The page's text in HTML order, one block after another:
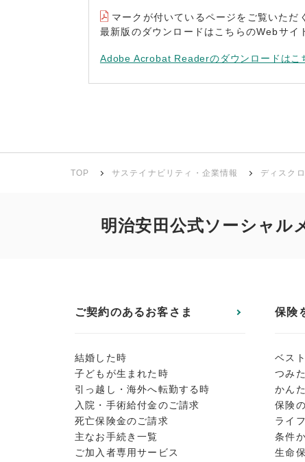
マークが付いているページをご覧いた
最新版のダウンロードはこちらのWebサイ
Adobe Acrobat Readerのダウンロードはこ
TOP サステイナビリティ・企業情報 ディスク
明治安田公式ソーシャル
ご契約のあるお客さま
結婚した時
子どもが生まれた時
引っ越し・海外へ転勤する時
入院・手術給付金のご請求
死亡保険金のご請求
主なお手続き一覧
ご加入者専用サービス
保険
ベス
つみ
かん
保険
ライ
条件
生命